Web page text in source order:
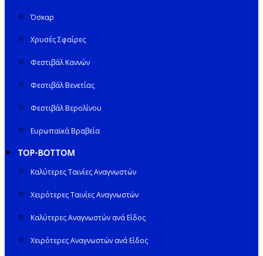
Όσκαρ
Χρυσές Σφαίρες
Φεστιβάλ Καννών
Φεστιβάλ Βενετίας
Φεστιβάλ Βερολίνου
Ευρωπαϊκά Βραβεία
TOP-BOTTOM
Καλύτερες Ταινίες Αναγνωστών
Χειρότερες Ταινίες Αναγνωστών
Καλύτερες Αναγνωστών ανά Είδος
Χειρότερες Αναγνωστών ανά Είδος